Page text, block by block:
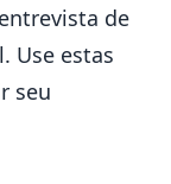
de
Use estas
seu